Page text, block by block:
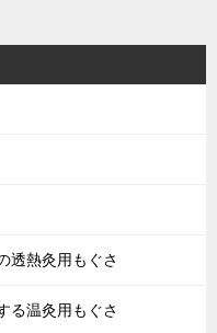
透熱灸用もぐさ
る温灸用もぐさ